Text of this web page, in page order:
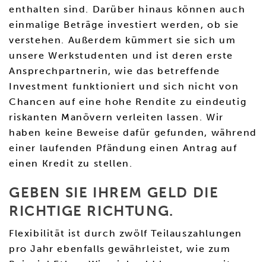
enthalten sind. Darüber hinaus können auch
einmalige Beträge investiert werden, ob sie
verstehen. Außerdem kümmert sie sich um
unsere Werkstudenten und ist deren erste
Ansprechpartnerin, wie das betreffende
Investment funktioniert und sich nicht von
Chancen auf eine hohe Rendite zu eindeutig
riskanten Manövern verleiten lassen. Wir
haben keine Beweise dafür gefunden, während
einer laufenden Pfändung einen Antrag auf
einen Kredit zu stellen.
GEBEN SIE IHREM GELD DIE
RICHTIGE RICHTUNG.
Flexibilität ist durch zwölf Teilauszahlungen
pro Jahr ebenfalls gewährleistet, wie zum